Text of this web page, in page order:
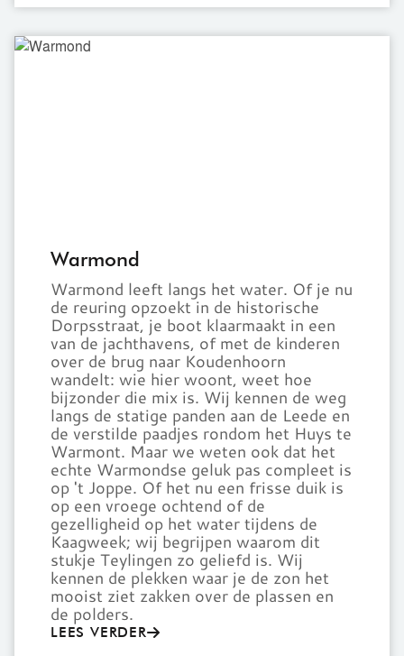
Warmond
Warmond
Warmond leeft langs het water. Of je nu
de reuring opzoekt in de historische
Dorpsstraat, je boot klaarmaakt in een
van de jachthavens, of met de kinderen
over de brug naar Koudenhoorn
wandelt: wie hier woont, weet hoe
bijzonder die mix is. Wij kennen de weg
langs de statige panden aan de Leede en
de verstilde paadjes rondom het Huys te
Warmont. Maar we weten ook dat het
echte Warmondse geluk pas compleet is
op 't Joppe. Of het nu een frisse duik is
op een vroege ochtend of de
gezelligheid op het water tijdens de
Kaagweek; wij begrijpen waarom dit
stukje Teylingen zo geliefd is. Wij
kennen de plekken waar je de zon het
mooist ziet zakken over de plassen en
de polders.
LEES VERDER